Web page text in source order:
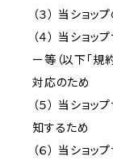
（３） 当ショ
（４） 当ショ
ー等（以下「規
対応のため
（５） 当ショ
知するため
（６） 当ショ